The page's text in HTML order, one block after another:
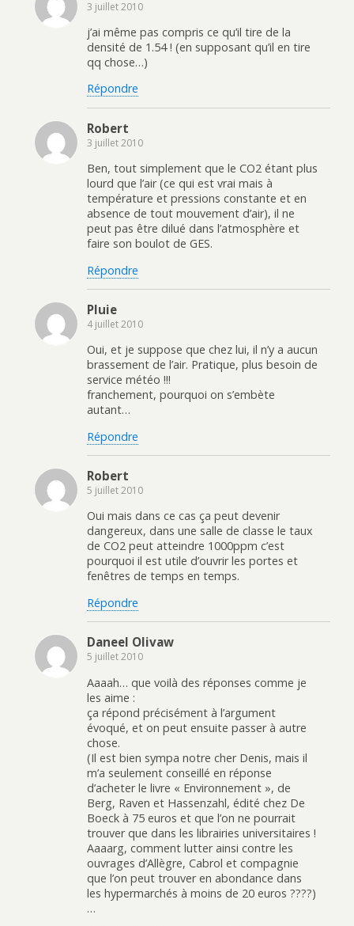
3 juillet 2010
j’ai même pas compris ce qu’il tire de la
densité de 1.54 ! (en supposant qu’il en tire
qq chose…)
Répondre
Robert
3 juillet 2010
Ben, tout simplement que le CO2 étant plus
lourd que l’air (ce qui est vrai mais à
température et pressions constante et en
absence de tout mouvement d’air), il ne
peut pas être dilué dans l’atmosphère et
faire son boulot de GES.
Répondre
Pluie
4 juillet 2010
Oui, et je suppose que chez lui, il n’y a aucun
brassement de l’air. Pratique, plus besoin de
service météo !!!
franchement, pourquoi on s’embète
autant…
Répondre
Robert
5 juillet 2010
Oui mais dans ce cas ça peut devenir
dangereux, dans une salle de classe le taux
de CO2 peut atteindre 1000ppm c’est
pourquoi il est utile d’ouvrir les portes et
fenêtres de temps en temps.
Répondre
Daneel Olivaw
5 juillet 2010
Aaaah… que voilà des réponses comme je
les aime :
ça répond précisément à l’argument
évoqué, et on peut ensuite passer à autre
chose.
(Il est bien sympa notre cher Denis, mais il
m’a seulement conseillé en réponse
d’acheter le livre « Environnement », de
Berg, Raven et Hassenzahl, édité chez De
Boeck à 75 euros et que l’on ne pourrait
trouver que dans les librairies universitaires !
Aaaarg, comment lutter ainsi contre les
ouvrages d’Allègre, Cabrol et compagnie
que l’on peut trouver en abondance dans
les hypermarchés à moins de 20 euros ????)
…